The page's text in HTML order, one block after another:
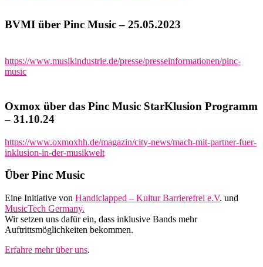
BVMI über Pinc Music – 25.05.2023
https://www.musikindustrie.de/presse/presseinformationen/pinc-
music
Oxmox über das Pinc Music StarKlusion Programm
– 31.10.24
https://www.oxmoxhh.de/magazin/city-news/mach-mit-partner-fuer-
inklusion-in-der-musikwelt
Footer
Über Pinc Music
Eine Initiative von Handiclapped – Kultur Barrierefrei e.V. und
MusicTech Germany.
Wir setzen uns dafür ein, dass inklusive Bands mehr
Auftrittsmöglichkeiten bekommen.
Erfahre mehr über uns.